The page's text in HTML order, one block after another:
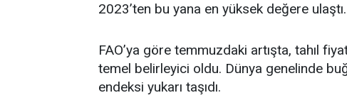
2023’ten bu yana en yüksek değere ulaştı.
FAO’ya göre temmuzdaki artışta, tahıl
temel belirleyici oldu. Dünya genelinde
endeksi yukarı taşıdı.